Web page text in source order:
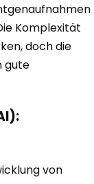
Komplexität
doch die
gute
von